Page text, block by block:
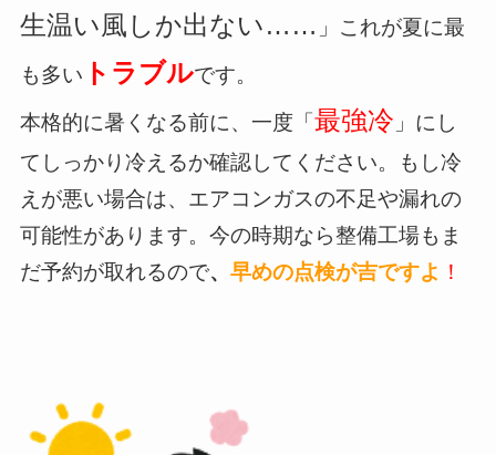
生温い風しか出ない…… 」これが夏に最
も多い トラブルです。
本格的に暑くなる前に、一度「最強冷 」にし
てしっかり冷えるか確認してください。もし冷
えが悪い場合は、エアコンガスの不足や漏れの
可能性があります。今の時期なら整備工場もま
だ予約が取れるので、 早めの点検が吉ですよ ！